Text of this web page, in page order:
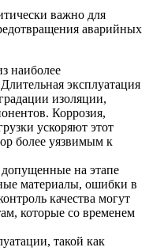
важно для
аварийных
наиболее
эксплуатация
изоляции,
Коррозия,
ускоряют этот
более уязвимым к
на этапе
материалы, ошибки в
качества могут
которые со временем
такой как